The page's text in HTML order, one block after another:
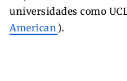
universidades como
American ).